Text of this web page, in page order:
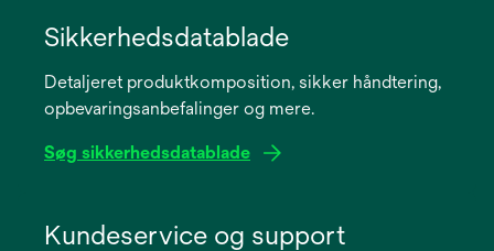
new
Sikkerhedsdatablade
Detaljeret produktkomposition, sikker håndtering,
opbevaringsanbefalinger og mere.
Søg sikkerhedsdatablade
Kundeservice og support